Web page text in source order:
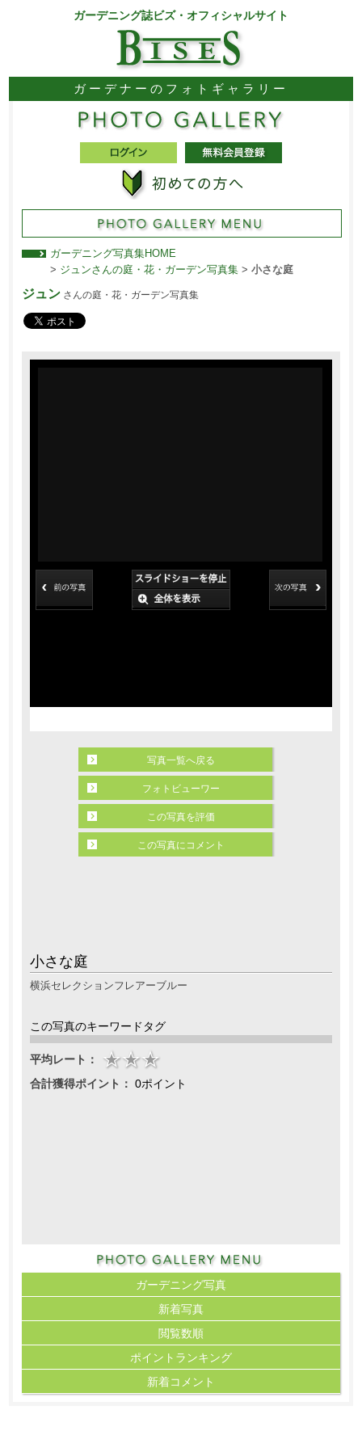
ガーデニング誌ビズ・オフィシャルサイト
ガーデナーのフォトギャラリー
ガーデニング写真集HOME
> ジュンさんの庭・花・ガーデン写真集> 小さな庭
ジュンさんの庭・花・ガーデン写真集
小さな庭
横浜セレクションフレアーブルー
この写真のキーワードタグ
平均レート：
合計獲得ポイント： 0ポイント
写真一覧へ戻る
フォトビューワー
この写真を評価
この写真にコメント
ガーデニング写真
新着写真
閲覧数順
ポイント ランキング
新着コメント